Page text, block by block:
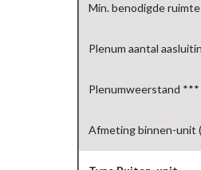
Min. benodigde
Plenum aantal
Plenumweerstand ***
Afmeting binnen-unit